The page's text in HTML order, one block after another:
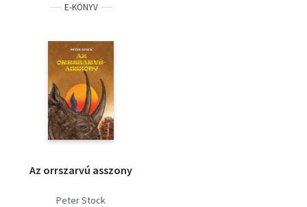
E-KÖNYV
Az orrszarvú asszony
Peter Stock